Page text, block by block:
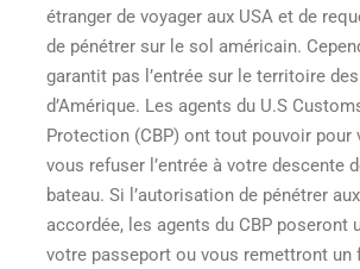
étranger de voyager aux USA et de
de pénétrer sur le sol américain.
garantit pas l’entrée sur le territoire
d’Amérique. Les agents du U.S
Protection (CBP) ont tout pouvoir pour
vous refuser l’entrée à votre descente
bateau. Si l’autorisation de pénétrer
accordée, les agents du CBP poseront
votre passeport ou vous remettront un